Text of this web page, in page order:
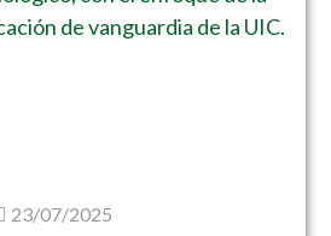
23/07/2025